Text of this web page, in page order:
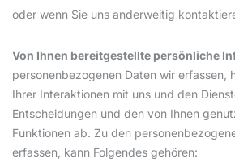
oder wenn Sie uns anderweitig
Von Ihnen bereitgestellte persönliche
personenbezogenen Daten wir erfassen,
Ihrer Interaktionen mit uns und den
Entscheidungen und den von Ihnen
Funktionen ab. Zu den
erfassen, kann Folgendes gehören: